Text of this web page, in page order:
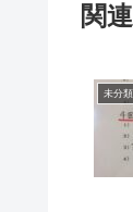
関
未分類